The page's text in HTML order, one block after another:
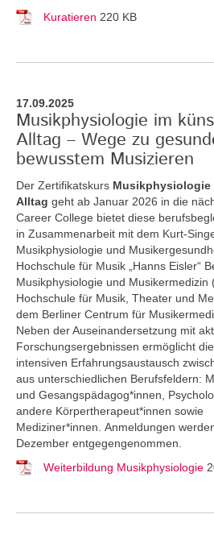
Kuratieren 220 KB
17.09.2025
Musikphysiologie im
Alltag – Wege zu
bewusstem Musizieren
Der Zertifikatskurs
Alltag geht ab Januar 2026 in die
Career College bietet diese
in Zusammenarbeit mit dem Kurt-
Musikphysiologie und
Hochschule für Musik „Hanns Eisler“
Musikphysiologie und Musikermedizin
Hochschule für Musik, Theater und
dem Berliner Centrum für
Neben der Auseinandersetzung mit
Forschungsergebnissen ermöglicht
intensiven Erfahrungsaustausch
aus unterschiedlichen Berufsfeldern:
und Gesangspädagog*innen,
andere Körpertherapeut*innen sowie
Mediziner*innen. Anmeldungen
Dezember entgegengenommen.
Weiterbildung Musikphysiologie